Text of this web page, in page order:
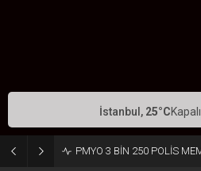
İstanbul, 25°CKapalı